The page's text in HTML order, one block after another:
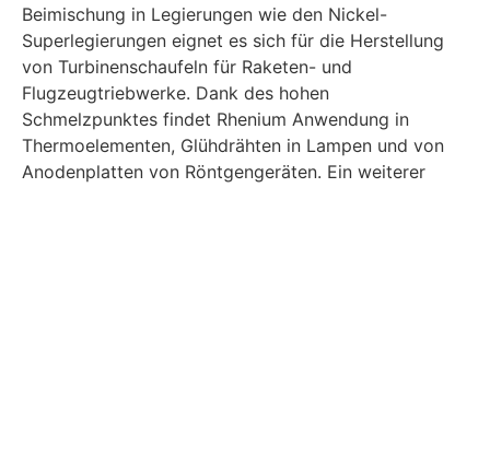
Beimischung in Legierungen wie den Nickel-
Superlegierungen eignet es sich für die Herstellung
von Turbinenschaufeln für Raketen- und
Flugzeugtriebwerke. Dank des hohen
Schmelzpunktes findet Rhenium Anwendung in
Thermoelementen, Glühdrähten in Lampen und von
Anodenplatten von Röntgengeräten. Ein weiterer